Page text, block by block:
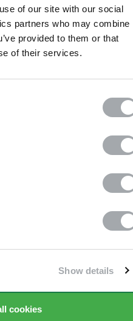
of our site with our social
partners who may combine
provided to them or that
of their services.
Show details
cookies
jours ouvrés